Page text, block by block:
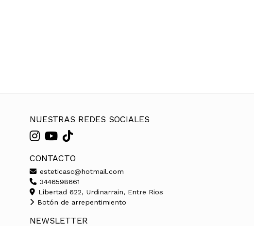
NUESTRAS REDES SOCIALES
CONTACTO
esteticasc@hotmail.com
3446598661
Libertad 622, Urdinarrain, Entre Rios
Botón de arrepentimiento
NEWSLETTER